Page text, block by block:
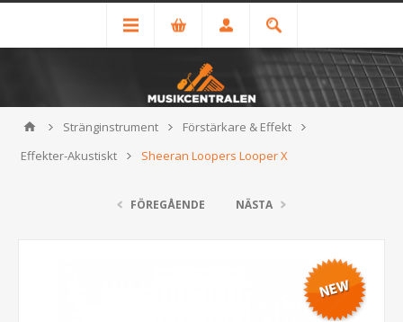
Stränginstrument
Förstärkare & Effekt
Effekter-Akustiskt
Sheeran Loopers Looper X
FÖREGÅENDE NÄSTA